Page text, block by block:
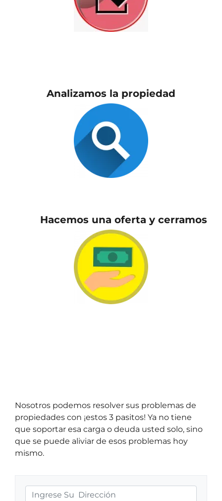
Analizamos la propiedad
Hacemos una oferta y cerramos
Nosotros podemos resolver sus problemas de
propiedades con ¡estos 3 pasitos! Ya no tiene
que soportar esa carga o deuda usted solo, sino
que se puede aliviar de esos problemas hoy
mismo.